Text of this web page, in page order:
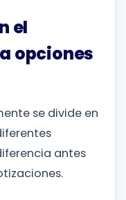
el
opciones
se divide en
antes